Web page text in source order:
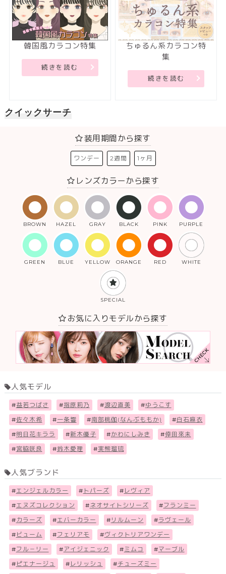
韓国風カラコン特集
続きを読む
ちゅるん系カラコン特
集
続きを読む
クイックサーチ
装用期間から探す
ワンデー 2週間 1ヶ月
レンズカラーから探す
BROWN HAZEL GRAY BLACK PINK PURPLE
GREEN BLUE YELLOW ORANGE RED WHITE
SPECIAL
お気に入りモデルから探す
人気モデル
#益若つばさ #指原莉乃 #渡辺直美 #ゆうこす
#佐々木希 #一条響 #南部桃伽(なんぶももか) #白石麻衣
#明日花キララ #新木優子 #かわにしみき #倖田來未
#宮脇咲良 #鈴木愛理 #実熊瑠琉
人気ブランド
#エンジェルカラー # トパーズ # レヴィア
#エヌズコレクション #ネオサイトシリーズ #フランミー
# カラーズ #エバーカラー # リルムーン #ラヴェール
# ビューム #フェリアモ #ヴィクトリアワンデー
#フル－リー #アイジェニック #ミムコ #マーブル
# ピエナージュ # レリッシュ #チューズミー